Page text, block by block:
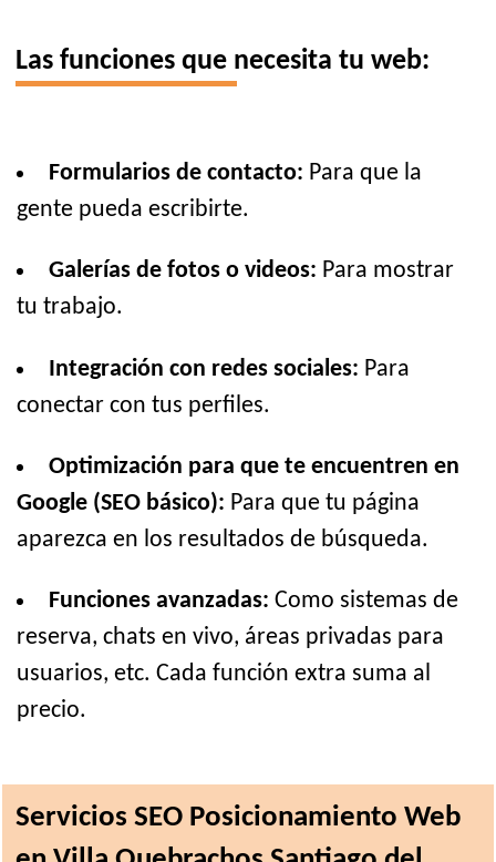
Las funciones que necesita tu web:
Formularios de contacto: Para que la
gente pueda escribirte.
Galerías de fotos o videos: Para mostrar
tu trabajo.
Integración con redes sociales: Para
conectar con tus perfiles.
Optimización para que te encuentren en
Google (SEO básico): Para que tu página
aparezca en los resultados de búsqueda.
Funciones avanzadas: Como sistemas de
reserva, chats en vivo, áreas privadas para
usuarios, etc. Cada función extra suma al
precio.
Servicios SEO Posicionamiento Web